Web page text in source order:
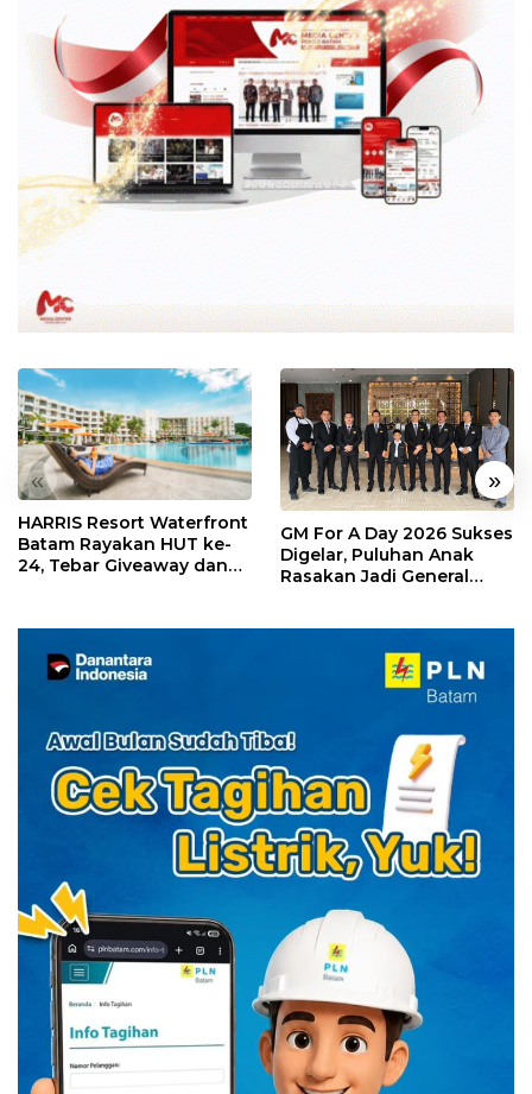
« »
HARRIS Resort Waterfront
Batam Rayakan HUT ke-
24, Tebar Giveaway dan
GM For A Day 2026 Sukses
Digelar, Puluhan Anak
Rasakan Jadi General